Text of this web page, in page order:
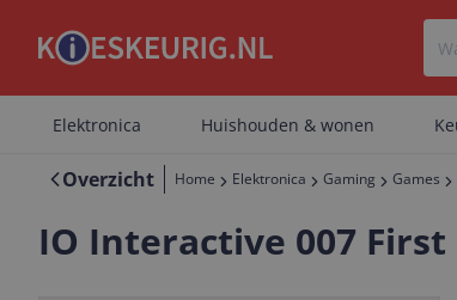
Elektronica Huishouden & wonen
Overzicht Home Elektronica Gaming Games
IO Interactive 007 First